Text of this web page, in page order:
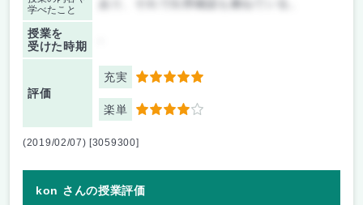
学べたこと
あり、それで出席確認も兼ねている。
授業を
受けた時期
評価
充実 5
楽単 4
(2019/02/07) [3059300]
kon さんの授業評価